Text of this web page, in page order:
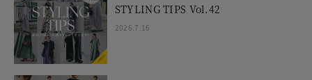
STYLING TIPS Vol.42
2026.7.16